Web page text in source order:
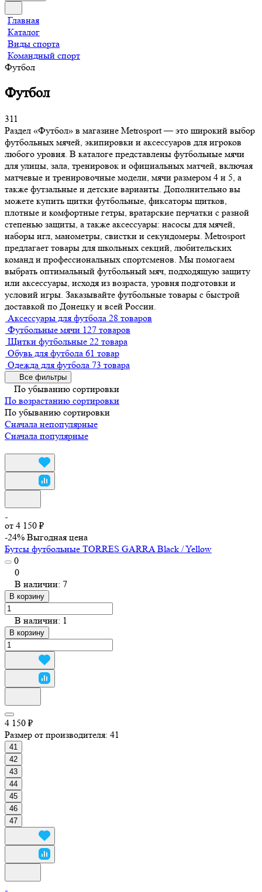
Главная
Каталог
Виды спорта
Командный спорт
Футбол
Футбол
311
Раздел «Футбол» в магазине Metrosport — это широкий выбор
футбольных мячей, экипировки и аксессуаров для игроков
любого уровня. В каталоге представлены футбольные мячи
для улицы, зала, тренировок и официальных матчей, включая
матчевые и тренировочные модели, мячи размером 4 и 5, а
также футзальные и детские варианты. Дополнительно вы
можете купить щитки футбольные, фиксаторы щитков,
плотные и комфортные гетры, вратарские перчатки с разной
степенью защиты, а также аксессуары: насосы для мячей,
наборы игл, манометры, свистки и секундомеры. Metrosport
предлагает товары для школьных секций, любительских
команд и профессиональных спортсменов. Мы помогаем
выбрать оптимальный футбольный мяч, подходящую защиту
или аксессуары, исходя из возраста, уровня подготовки и
условий игры. Заказывайте футбольные товары с быстрой
доставкой по Донецку и всей России.
Аксессуары для футбола 28 товаров
Футбольные мячи 127 товаров
Щитки футбольные 22 товара
Обувь для футбола 61 товар
Одежда для футбола 73 товара
Все фильтры
По убыванию сортировки
По возрастанию сортировки
По убыванию сортировки
Сначала непопулярные
Сначала популярные
от 4 150 ₽
-24% Выгодная цена
Бутсы футбольные TORRES GARRA Black / Yellow
0
0
В наличии: 7
В корзину
В наличии: 1
В корзину
4 150 ₽
Размер от производителя: 41
41
42
43
44
45
46
47